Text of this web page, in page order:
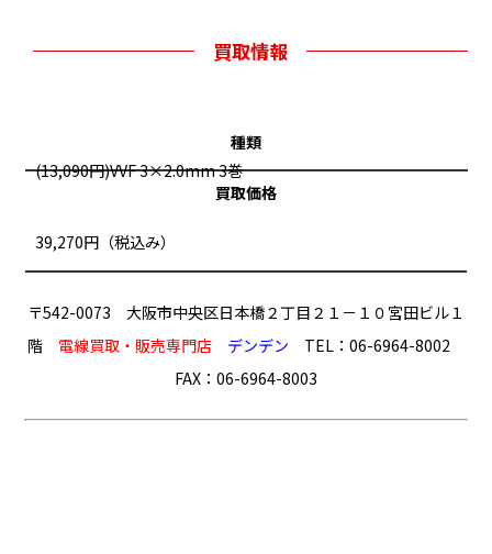
買取情報
種類
(13,090円)VVF 3×2.0mm 3巻
買取価格
39,270円（税込み）
〒542-0073 大阪市中央区日本橋２丁目２１－１０宮田ビル１
階 電線買取・販売専門店 デンデン TEL：06-6964-8002
FAX：06-6964-8003